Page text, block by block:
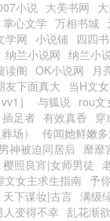
小说 大美书网
掌心文学 万相书城
学网 小说铺 四四
纳兰小说网 纳兰小
读阁 OK小说网 月
友下面真大 当H文
］ 与狐说 rou文
插足者 有效真香 穿
场） 传闻她鲜嫩
神被迫同居后 靡靡
樱照良宵|女师男徒
文女主求生指南 予
天下谋妆|古言 满级
人变得不幸 乱花渐